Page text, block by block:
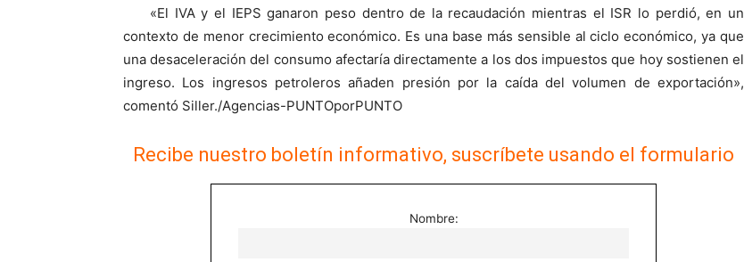
«El IVA y el IEPS ganaron peso dentro de la recaudación mientras el ISR lo perdió, en un
contexto de menor crecimiento económico. Es una base más sensible al ciclo económico, ya que
una desaceleración del consumo afectaría directamente a los dos impuestos que hoy sostienen el
ingreso. Los ingresos petroleros añaden presión por la caída del volumen de exportación»,
comentó Siller./Agencias-PUNTOporPUNTO
Recibe nuestro boletín informativo, suscríbete usando el formulario
Nombre: